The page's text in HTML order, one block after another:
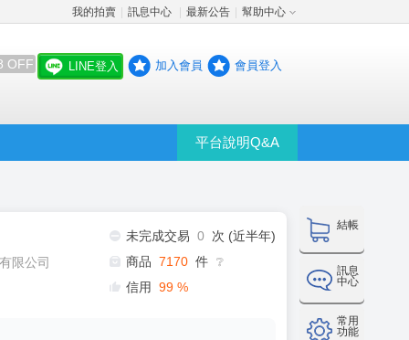
我的拍賣 訊息中心 最新公告 幫助中心
OFF LINE登入 加入會員 會員登入
平台說明Q&A
結帳
訊息
中心
常用
功能
限公司
未完成交易 0
次 (近半年)
商品 7170 件 ❔
信用 99 %